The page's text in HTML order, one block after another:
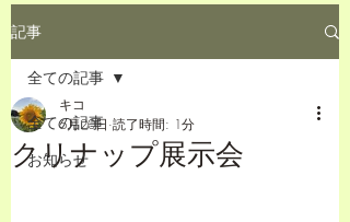
記事
全ての記事
お知らせ
全ての記事
クリナップ展示会
キコ
6月20日 読了時間: 1分